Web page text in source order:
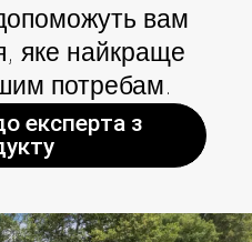
вам
яке найкраще
потребам.
експерта з